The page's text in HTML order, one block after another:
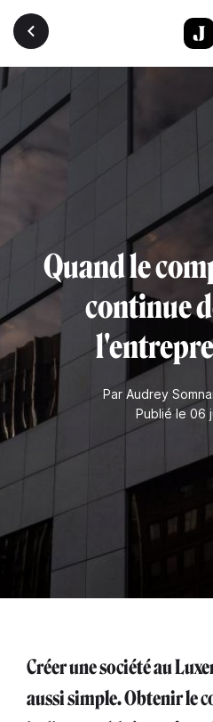
Aller au contenu principal
Quand le
continue
Par Audrey
Publié le 06
Créer une société au
aussi simple. Obtenir le